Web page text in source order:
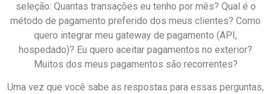
seleção: Quantas transações eu tenho por mês? Qual é o
método de pagamento preferido dos meus clientes? Como
quero integrar meu gateway de pagamento (API,
hospedado)? Eu quero aceitar pagamentos no exterior?
Muitos dos meus pagamentos são recorrentes?
Uma vez que você sabe as respostas para essas perguntas,